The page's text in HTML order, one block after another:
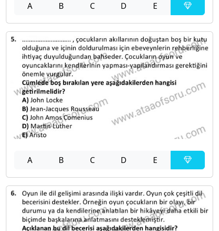
A B C D E
A B C D E